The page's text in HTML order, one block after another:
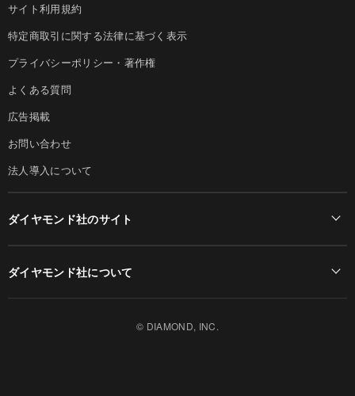
サイト利用規約
特定商取引に関する法律に基づく表示
プライバシーポリシー・著作権
よくある質問
広告掲載
お問い合わせ
法人導入について
ダイヤモンド社のサイト
ダイヤモンド社について
© DIAMOND, INC.